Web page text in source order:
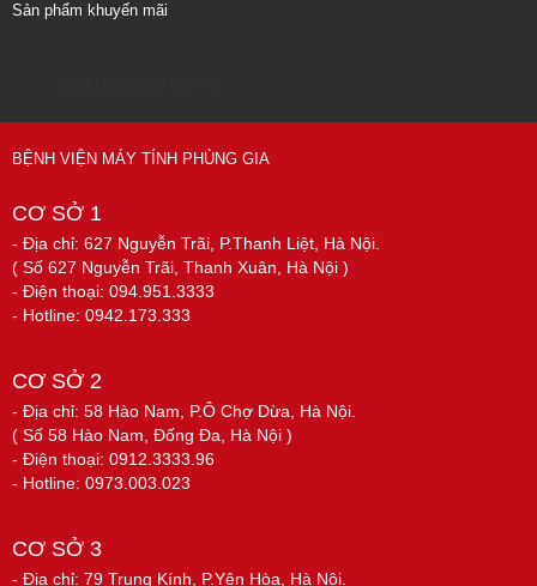
Sản phẩm khuyến mãi
BỆNH VIỆN MÁY TÍNH PHÙNG GIA
CƠ SỞ 1
- Địa chỉ: 627 Nguyễn Trãi, P.Thanh Liệt, Hà Nội.
( Số 627 Nguyễn Trãi, Thanh Xuân, Hà Nội )
- Điện thoại: 094.951.3333
- Hotline: 0942.173.333
CƠ SỞ 2
- Địa chỉ: 58 Hào Nam, P.Ô Chợ Dừa, Hà Nội.
( Số 58 Hào Nam, Đống Đa, Hà Nội )
- Điện thoại: 0912.3333.96
- Hotline: 0973.003.023
CƠ SỞ 3
- Địa chỉ: 79 Trung Kính, P.Yên Hòa, Hà Nội.